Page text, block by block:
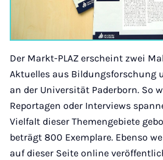
Der Markt-PLAZ erscheint zwei
Aktuelles aus Bildungsforschung
an der Universität Paderborn. So
Reportagen oder Interviews
Vielfalt dieser Themengebiete
beträgt 800 Exemplare. Ebenso
auf dieser Seite online